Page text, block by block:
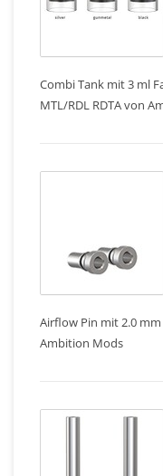
Combi Tank mit 3 ml
MTL/RDL RDTA von
Airflow Pin mit 2.0 mm
Ambition Mods